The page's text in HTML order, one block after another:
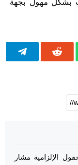
بشكل مهول بجهة
الإلزامية مشار